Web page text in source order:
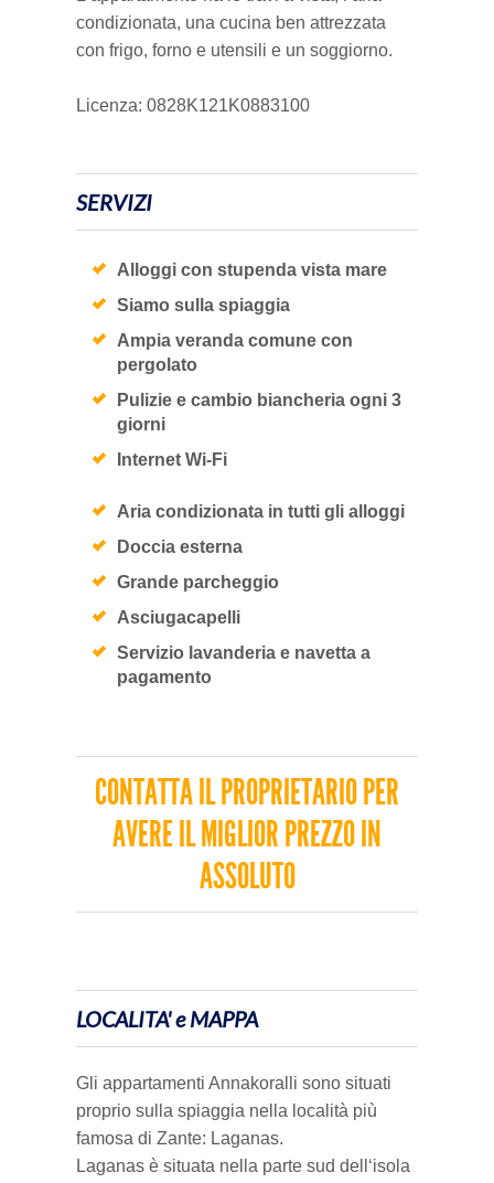
condizionata, una cucina ben attrezzata
con frigo, forno e utensili e un soggiorno.
Licenza: 0828K121K0883100
SERVIZI
Alloggi con stupenda vista mare
Siamo sulla spiaggia
Ampia veranda comune con
pergolato
Pulizie e cambio biancheria ogni 3
giorni
Internet Wi-Fi
Aria condizionata in tutti gli alloggi
Doccia esterna
Grande parcheggio
Asciugacapelli
Servizio lavanderia e navetta a
pagamento
CONTATTA IL PROPRIETARIO PER
AVERE IL MIGLIOR PREZZO IN
ASSOLUTO
LOCALITA' e MAPPA
Gli appartamenti Annakoralli sono situati
proprio sulla spiaggia nella località più
famosa di Zante: Laganas.
Laganas è situata nella parte sud dell‘isola